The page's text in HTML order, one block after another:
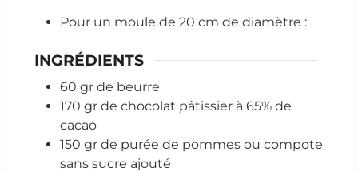
Pour un moule de 20 cm de diamètre :
INGRÉDIENTS
60 gr de beurre
170 gr de chocolat pâtissier à 65% de
cacao
150 gr de purée de pommes ou compote
sans sucre ajouté